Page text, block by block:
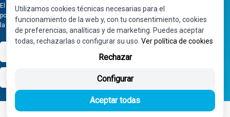
El proyecto de inversión "0011-0558-2024-000008" ha sido subvencionado
por Gobierno de Navarra al amparo de la convocatoria de 2024 de Ayudas a
la inversión en pymes industriales
Utilizamos cookies técnicas necesarias para el
funcionamiento de la web y, con tu consentimiento, cookies
de preferencias, analíticas y de marketing. Puedes aceptar
todas, rechazarlas o configurar su uso. Ver política de cookies
Rechazar
Configurar
Aceptar todas